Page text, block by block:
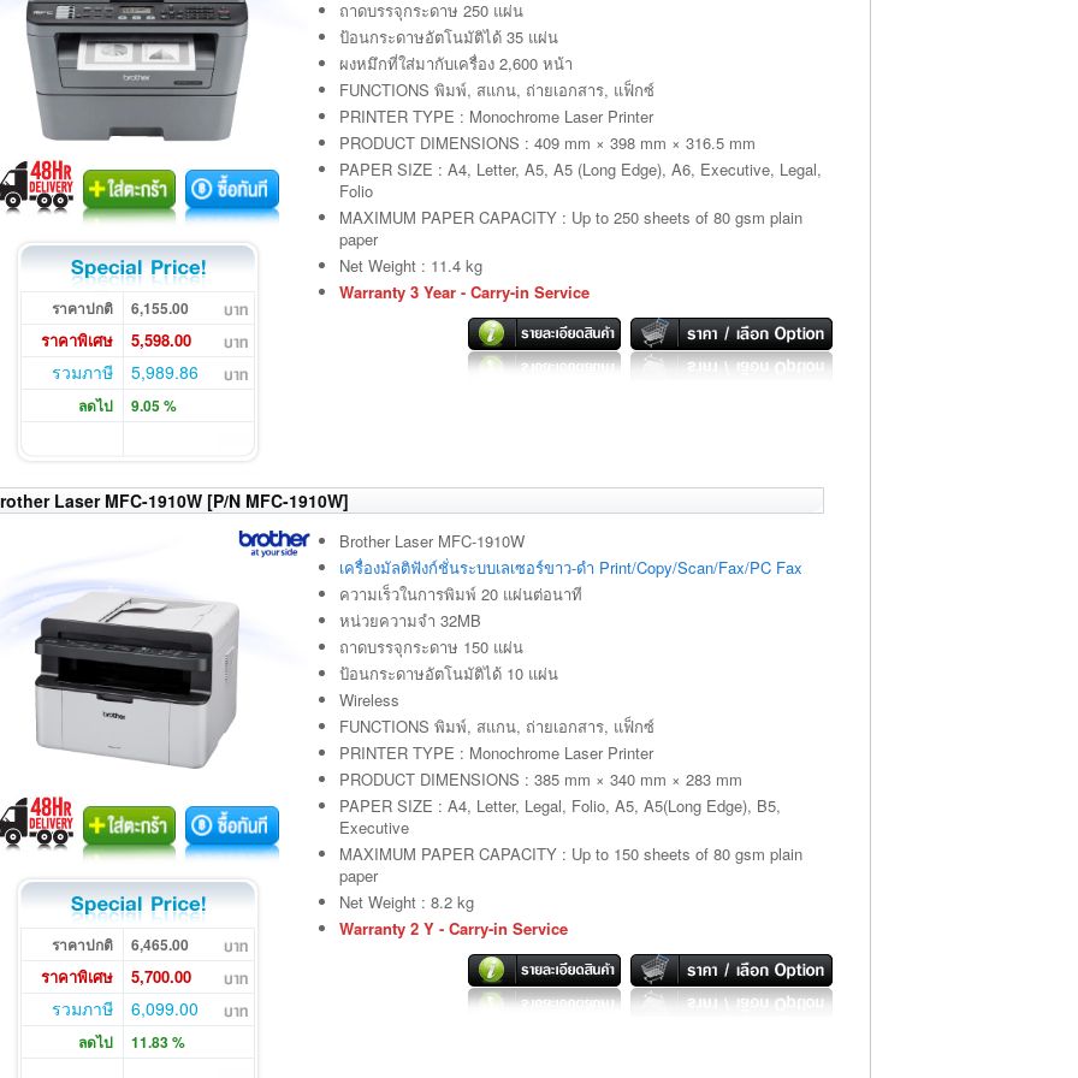
ราคาปกติ 6,155.00
ราคาพิเศษ 5,598.00
รวมภาษี 5,989.86
ลดไป 9.05 %
ถาดบรรจุกระดาษ 250 แผ่น
ป้อนกระดาษอัตโนมัติได้ 35 แผ่น
ผงหมึกที่ใส่มากับเครื่อง 2,600 หน้า
FUNCTIONS พิมพ์, สแกน, ถ่ายเอกสาร, แฟ็กซ์
PRINTER TYPE : Monochrome Laser Printer
PRODUCT DIMENSIONS : 409 mm × 398 mm × 316.5 mm
PAPER SIZE : A4, Letter, A5, A5 (Long Edge), A6, Executive, Legal,
Folio
MAXIMUM PAPER CAPACITY : Up to 250 sheets of 80 gsm plain
paper
Net Weight : 11.4 kg
Warranty 3 Year - Carry-in Service
Laser MFC-1910W [P/N MFC-1910W]
ราคาปกติ 6,465.00
ราคาพิเศษ 5,700.00
รวมภาษี 6,099.00
ลดไป 11.83 %
Brother Laser MFC-1910W
เครื่องมัลติฟังก์ชั่นระบบเลเซอร์ขาว-ดำ Print/Copy/Scan/Fax/PC Fax
ความเร็วในการพิมพ์ 20 แผ่นต่อนาที
หน่วยความจำ 32MB
ถาดบรรจุกระดาษ 150 แผ่น
ป้อนกระดาษอัตโนมัติได้ 10 แผ่น
Wireless
FUNCTIONS พิมพ์, สแกน, ถ่ายเอกสาร, แฟ็กซ์
PRINTER TYPE : Monochrome Laser Printer
PRODUCT DIMENSIONS : 385 mm × 340 mm × 283 mm
PAPER SIZE : A4, Letter, Legal, Folio, A5, A5(Long Edge), B5,
Executive
MAXIMUM PAPER CAPACITY : Up to 150 sheets of 80 gsm plain
paper
Net Weight : 8.2 kg
Warranty 2 Y - Carry-in Service